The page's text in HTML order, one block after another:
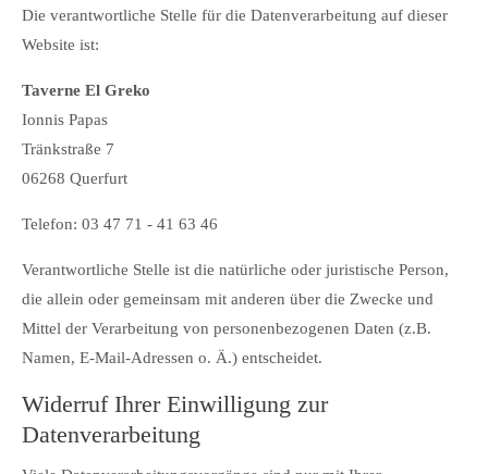
Die verantwortliche Stelle für die Datenverarbeitung auf dieser
Website ist:
Taverne El Greko
Ionnis Papas
Tränkstraße 7
06268 Querfurt
Telefon: 03 47 71 - 41 63 46
Verantwortliche Stelle ist die natürliche oder juristische Person,
die allein oder gemeinsam mit anderen über die Zwecke und
Mittel der Verarbeitung von personenbezogenen Daten (z.B.
Namen, E-Mail-Adressen o. Ä.) entscheidet.
Widerruf Ihrer Einwilligung zur
Datenverarbeitung